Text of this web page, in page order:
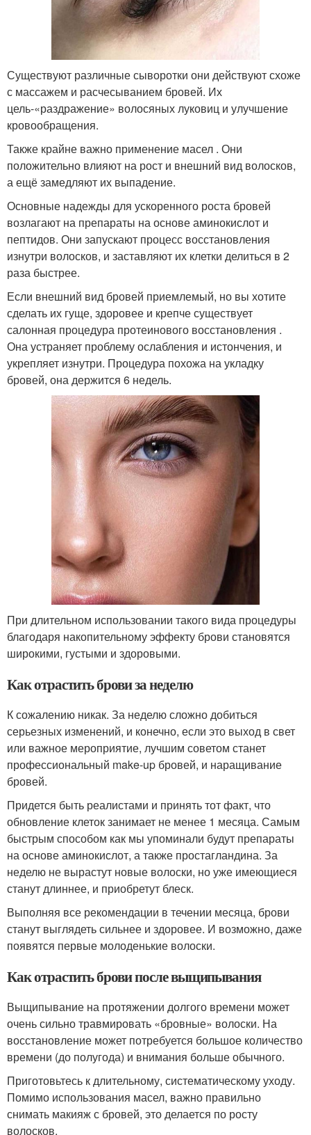
Существуют различные сыворотки они действуют схоже
с массажем и расчесыванием бровей. Их
цель-«раздражение» волосяных луковиц и улучшение
кровообращения.
Также крайне важно применение масел . Они
положительно влияют на рост и внешний вид волосков,
а ещё замедляют их выпадение.
Основные надежды для ускоренного роста бровей
возлагают на препараты на основе аминокислот и
пептидов. Они запускают процесс восстановления
изнутри волосков, и заставляют их клетки делиться в 2
раза быстрее.
Если внешний вид бровей приемлемый, но вы хотите
сделать их гуще, здоровее и крепче существует
салонная процедура протеинового восстановления .
Она устраняет проблему ослабления и истончения, и
укрепляет изнутри. Процедура похожа на укладку
бровей, она держится 6 недель.
При длительном использовании такого вида процедуры
благодаря накопительному эффекту брови становятся
широкими, густыми и здоровыми.
Как отрастить брови за неделю
К сожалению никак. За неделю сложно добиться
серьезных изменений, и конечно, если это выход в свет
или важное мероприятие, лучшим советом станет
профессиональный make-up бровей, и наращивание
бровей.
Придется быть реалистами и принять тот факт, что
обновление клеток занимает не менее 1 месяца. Самым
быстрым способом как мы упоминали будут препараты
на основе аминокислот, а также простагландина. За
неделю не вырастут новые волоски, но уже имеющиеся
станут длиннее, и приобретут блеск.
Выполняя все рекомендации в течении месяца, брови
станут выглядеть сильнее и здоровее. И возможно, даже
появятся первые молоденькие волоски.
Как отрастить брови после выщипывания
Выщипывание на протяжении долгого времени может
очень сильно травмировать «бровные» волоски. На
восстановление может потребуется большое количество
времени (до полугода) и внимания больше обычного.
Приготовьтесь к длительному, систематическому уходу.
Помимо использования масел, важно правильно
снимать макияж с бровей, это делается по росту
волосков.